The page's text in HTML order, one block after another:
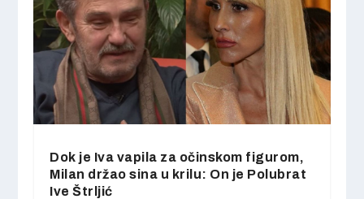
Dok je Iva vapila za očinskom figurom,
Milan držao sina u krilu: On je Polubrat
Ive Štrljić